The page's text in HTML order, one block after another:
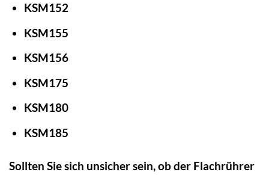
KSM152
KSM155
KSM156
KSM175
KSM180
KSM185
Sollten Sie sich unsicher sein, ob der Flachrührer